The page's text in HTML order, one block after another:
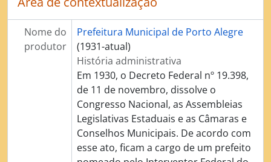
Nome do
produtor
Prefeitura Municipal de Porto Alegre
(1931-atual)
História administrativa
Em 1930, o Decreto Federal nº 19.398,
de 11 de novembro, dissolve o
Congresso Nacional, as Assembleias
Legislativas Estaduais e as Câmaras e
Conselhos Municipais. De acordo com
esse ato, ficam a cargo de um prefeito